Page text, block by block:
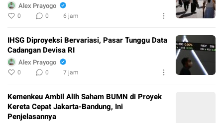
Alex Prayogo
0 0 6 jam
IHSG Diproyeksi Bervariasi, Pasar Tunggu Data
Cadangan Devisa RI
Alex Prayogo
0 0 7 jam
Kemenkeu Ambil Alih Saham BUMN di Proyek
Kereta Cepat Jakarta-Bandung, Ini
Penjelasannya